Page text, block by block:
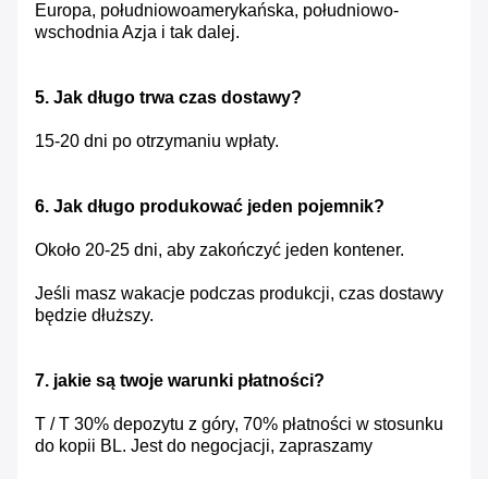
Europa, południowoamerykańska, południowo-
wschodnia Azja i tak dalej.
5. Jak długo trwa czas dostawy?
15-20 dni po otrzymaniu wpłaty.
6. Jak długo produkować jeden pojemnik?
Około 20-25 dni, aby zakończyć jeden kontener.
Jeśli masz wakacje podczas produkcji, czas dostawy
będzie dłuższy.
7. jakie są twoje warunki płatności?
T / T 30% depozytu z góry, 70% płatności w stosunku
do kopii BL. Jest do negocjacji, zapraszamy